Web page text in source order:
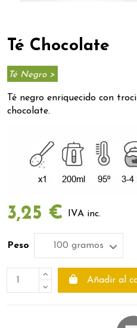
Té Chocolate
Té Negro >
Té negro enriquecido con
chocolate.
3,25 € IVA inc.
Peso
Añadir al